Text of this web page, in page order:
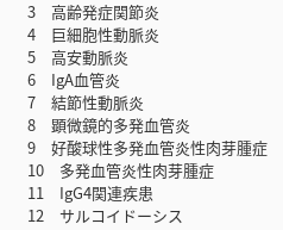
3 高齢発症関節炎
4 巨細胞性動脈炎
5 高安動脈炎
6 IgA血管炎
7 結節性動脈炎
8 顕微鏡的多発血管炎
9 好酸球性多発血管炎性肉芽腫症
10 多発血管炎性肉芽腫症
11 IgG4関連疾患
12 サルコイドーシス